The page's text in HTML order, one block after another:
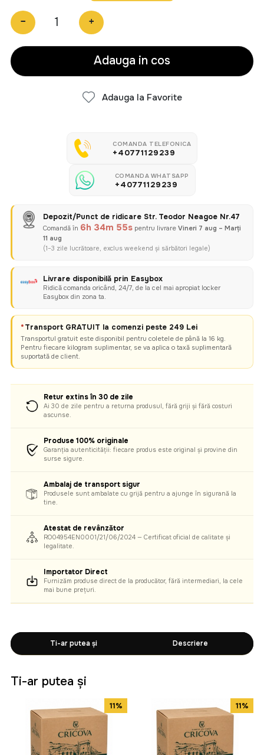
− +
Adauga in cos
Adauga la Favorite
COMANDA TELEFONICA
+40771129239
COMANDA WHATSAPP
+40771129239
Depozit/Punct de ridicare Str. Teodor Neagoe Nr.47
Comandă în 6h 34m 54s pentru livrare Vineri 7 aug – Marți
11 aug
(1–3 zile lucrătoare, exclus weekend și sărbători legale)
Livrare disponibilă prin Easybox
Ridică comanda oricând, 24/7, de la cel mai apropiat locker
Easybox din zona ta.
*Transport GRATUIT la comenzi peste 249 Lei
Transportul gratuit este disponibil pentru coletele de până la 16 kg.
Pentru fiecare kilogram suplimentar, se va aplica o taxă suplimentară
suportată de client.
Retur extins în 30 de zile
Ai 30 de zile pentru a returna produsul, fără griji și fără costuri
ascunse.
Produse 100% originale
Garanția autenticității: fiecare produs este original și provine din
surse sigure.
Ambalaj de transport sigur
Produsele sunt ambalate cu grijă pentru a ajunge în siguranță la
tine.
Atestat de revânzător
RO04954EN0001/21/06/2024 — Certificat oficial de calitate și
legalitate.
Importator Direct
Furnizăm produse direct de la producător, fără intermediari, la cele
mai bune prețuri.
Ti-ar putea și Descriere
Ti-ar putea și
11% 11%